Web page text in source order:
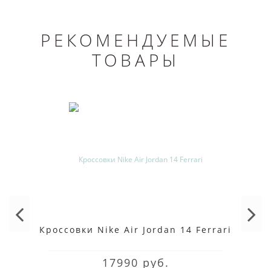
РЕКОМЕНДУЕМЫЕ
ТОВАРЫ
Кроссовки Nike Air Jordan 14 Ferrari
17990 руб.